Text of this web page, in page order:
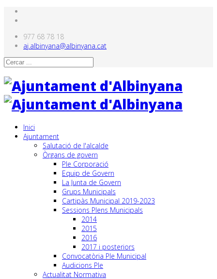
977 68 78 18
aj.albinyana@albinyana.cat
Inici
Ajuntament
Salutació de l'alcalde
Òrgans de govern
Ple Corporació
Equip de Govern
La Junta de Govern
Grups Municipals
Cartipàs Municipal 2019-2023
Sessions Plens Municipals
2014
2015
2016
2017 i posteriors
Convocatòria Ple Municipal
Audicions Ple
Actualitat Normativa